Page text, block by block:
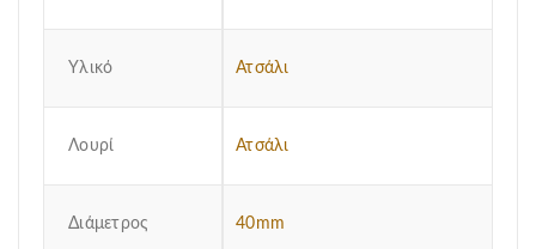
Υλικό Ατσάλι
Λουρί Ατσάλι
Διάμετρος 40mm